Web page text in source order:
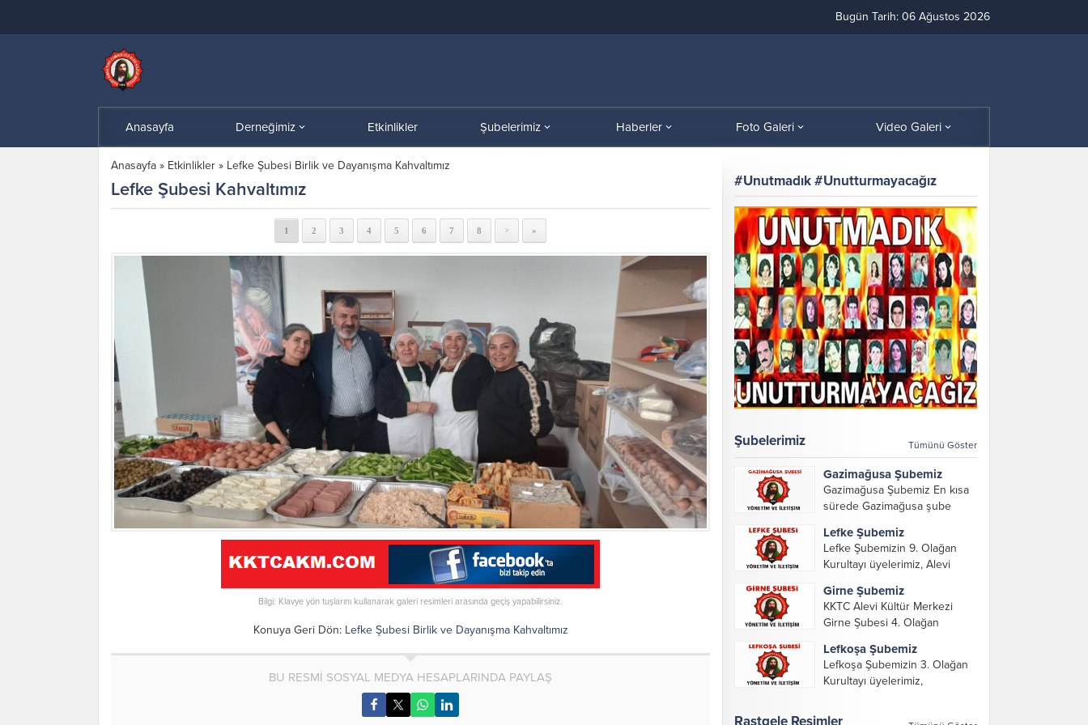
Bugün Tarih: 06 Ağustos 2026
Anasayfa Derneğimiz Etkinlikler Şubelerimiz Haberler Foto Galeri Video Galeri
Anasayfa » Etkinlikler » Lefke Şubesi Birlik ve Dayanışma Kahvaltımız
Lefke Şubesi Kahvaltımız
1 2 3 4 5 6 7 8 > »
Bilgi: Klavye yön tuşlarını kullanarak galeri resimleri arasında geçiş yapabilirsiniz.
Konuya Geri Dön: Lefke Şubesi Birlik ve Dayanışma Kahvaltımız
BU RESMİ SOSYAL MEDYA HESAPLARINDA PAYLAŞ
#Unutmadık #Unutturmayacağız
Şubelerimiz Tümünü Göster
Gazimağusa Şubemiz
Gazimağusa Şubemiz En kısa
sürede Gazimağusa şube
bilgilerimizi paylaşacağız.
Lefke Şubemiz
Lefke Şubemizin 9. Olağan
Kurultayı üyelerimiz, Alevi
ve yöneticileri, Şube
Başkanları ve yöneticilerinin
katılımı ile gerçekleşti. Önceki
dönemde görev alarak emek
veren, katkı koyan cümle
canların...
Girne Şubemiz
KKTC Alevi Kültür Merkezi
Girne Şubesi 4. Olağan
dernek üyeleri, KKTC Alevi
Kültür Merkezi Genel Başkanı,
genel merkez yönetim kurulu,
organlarının katılımıyla
Lefkoşa Şubemiz
Lefkoşa Şubemizin 3. Olağan
Kurultayı üyelerimiz,
Şube Başkan ve yöneticileri ile
Rastgele Resimler